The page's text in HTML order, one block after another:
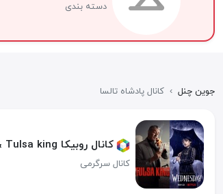
دسته بندی
جوین چنل › کانال پادشاه تالسا
کانال روبیکا wednesday & Tulsa king
کانال سرگرمی